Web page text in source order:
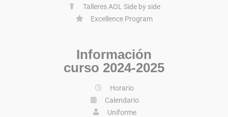
Talleres AOL Side by side
Excellence Program
Información
curso 2024-2025
Horario
Calendario
Uniforme